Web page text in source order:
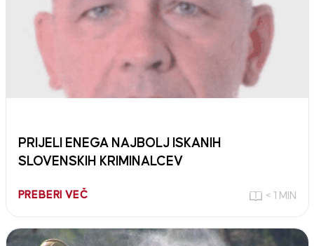
PRIJELI ENEGA NAJBOLJ ISKANIH
SLOVENSKIH KRIMINALCEV
PREBERI VEČ < 1 MIN